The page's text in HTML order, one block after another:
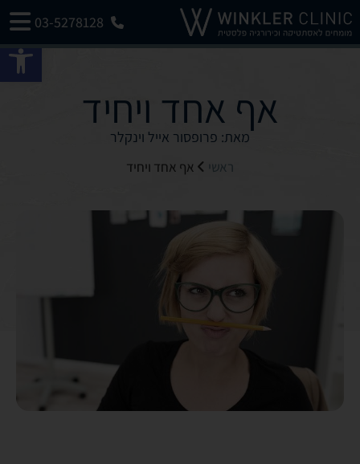
03-5278128
אף אחד ויחיד
מאת: פרופסור אייל וינקלר
ראשי אף אחד ויחיד